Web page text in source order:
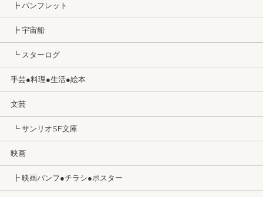
┣ パンフレット
┣ 宇宙船
┗ スターログ
手芸●料理●生活●絵本
文芸
┗ サンリオSF文庫
映画
┣ 映画パンフ●チラシ●ポスター